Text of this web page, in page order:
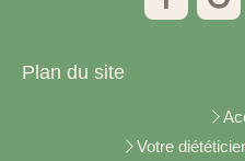
Plan du site
Votre